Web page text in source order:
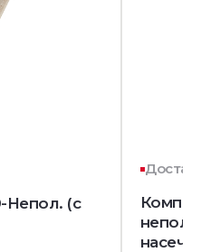
Непол. (с
непол.